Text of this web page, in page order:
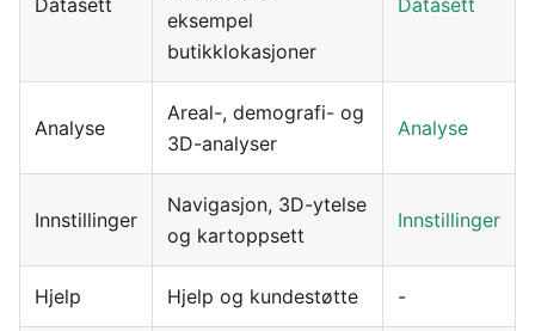
Datasett
eksempel
butikklokasjoner
Datasett
Analyse
Areal-, demografi- og
3D-analyser
Analyse
Innstillinger
Navigasjon, 3D-ytelse
og kartoppsett
Innstillinger
Hjelp Hjelp og kundestøtte -